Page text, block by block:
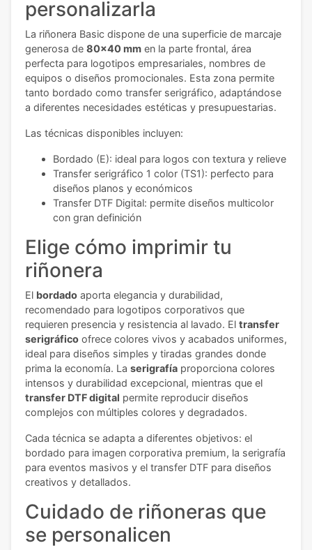
personalizarla
La riñonera Basic dispone de una superficie de marcaje
generosa de 80x40 mm en la parte frontal, área
perfecta para logotipos empresariales, nombres de
equipos o diseños promocionales. Esta zona permite
tanto bordado como transfer serigráfico, adaptándose
a diferentes necesidades estéticas y presupuestarias.
Las técnicas disponibles incluyen:
Bordado (E): ideal para logos con textura y relieve
Transfer serigráfico 1 color (TS1): perfecto para
diseños planos y económicos
Transfer DTF Digital: permite diseños multicolor
con gran definición
Elige cómo imprimir tu
riñonera
El bordado aporta elegancia y durabilidad,
recomendado para logotipos corporativos que
requieren presencia y resistencia al lavado. El transfer
serigráfico ofrece colores vivos y acabados uniformes,
ideal para diseños simples y tiradas grandes donde
prima la economía. La serigrafía proporciona colores
intensos y durabilidad excepcional, mientras que el
transfer DTF digital permite reproducir diseños
complejos con múltiples colores y degradados.
Cada técnica se adapta a diferentes objetivos: el
bordado para imagen corporativa premium, la serigrafía
para eventos masivos y el transfer DTF para diseños
creativos y detallados.
Cuidado de riñoneras que
se personalicen